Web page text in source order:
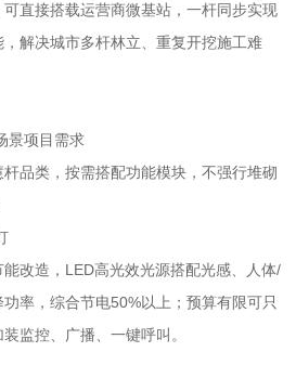
直接搭载运营商微基站，一杆同步实现
解决城市多杆林立、重复开挖施工难
景项目需求
品类，按需搭配功能模块，不强行堆砌
改造，LED高光效光源搭配光感、人体/
率，综合节电50%以上；预算有限可只
监控、广播、一键呼叫。